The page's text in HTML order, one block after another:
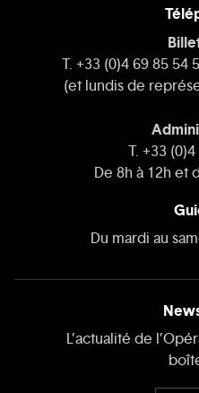
T. +33 (0)4 69 85 54
(et lundis de
T. +33
De 8h à 12h et
Du mardi au
L’actualité de